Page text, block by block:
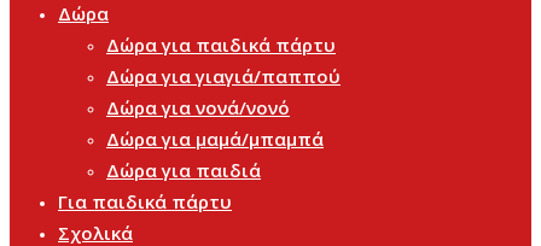
Δώρα
Δώρα για παιδικά πάρτυ
Δώρα για γιαγιά/παππού
Δώρα για νονά/νονό
Δώρα για μαμά/μπαμπά
Δώρα για παιδιά
Για παιδικά πάρτυ
Σχολικά